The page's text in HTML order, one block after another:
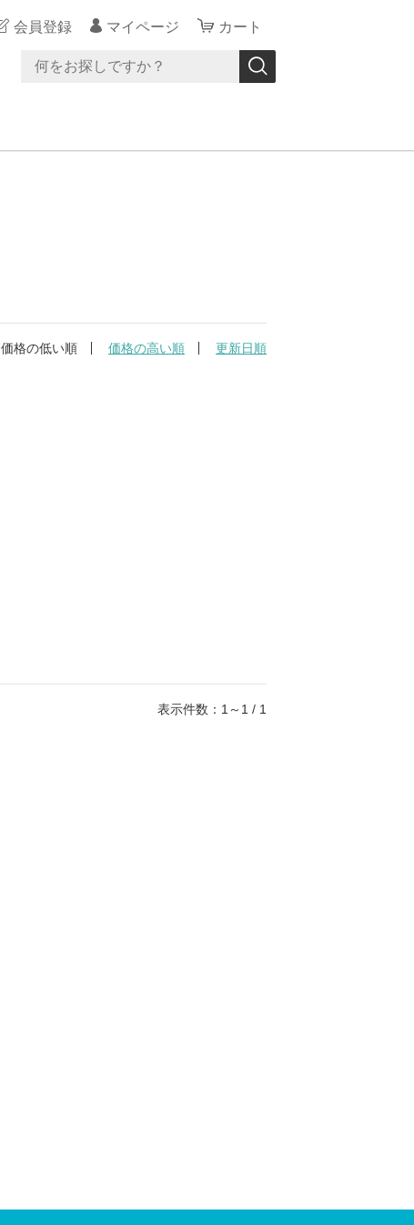
会員登録 マイページ カート
価格の低い順 価格の高い順 更新日順
表示件数：1～1 / 1